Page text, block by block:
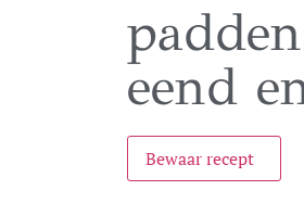
eend
Bewaar recept